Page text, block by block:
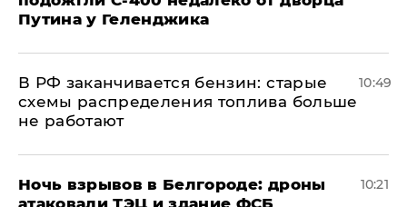
Путина у Геленджика
​В РФ заканчивается бензин: старые
схемы распределения топлива больше
не работают
10:49
​Ночь взрывов в Белгороде: дроны
10:21